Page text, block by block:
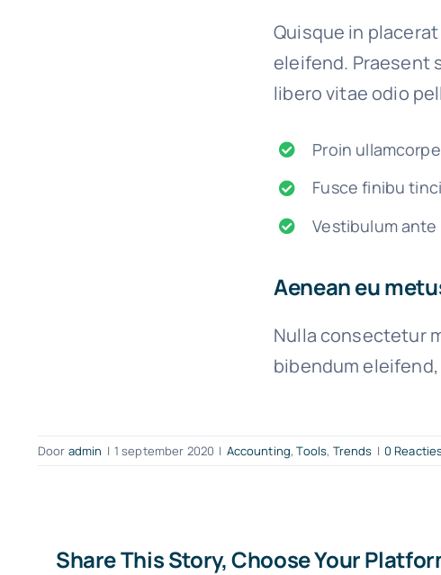
Quisque in
eleifend. Praesent
libero vitae odio
Proin
Fusce finibu
Vestibulum
Aenean eu
Nulla consectetur
bibendum
Door admin | 1 september 2020 | Accounting,Tools, Trends | 0
Share This Story, Choose Your